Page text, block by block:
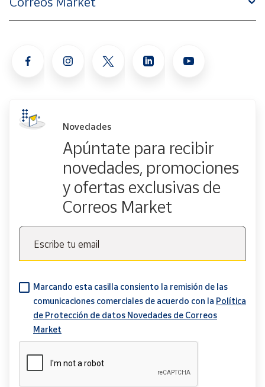
Novedades
Apúntate para recibir
novedades, promociones
y ofertas exclusivas de
Correos Market
Escribe tu email
Marcando esta casilla consiento la remisión de las
comunicaciones comerciales de acuerdo con la Política
de Protección de datos Novedades de Correos
Market